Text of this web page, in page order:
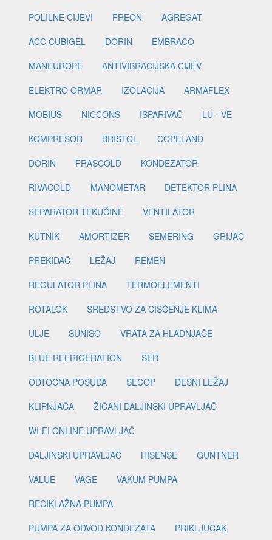
POLILNE CIJEVI
FREON
AGREGAT
ACC CUBIGEL
DORIN
EMBRACO
MANEUROPE
ANTIVIBRACIJSKA CIJEV
ELEKTRO ORMAR
IZOLACIJA
ARMAFLEX
MOBIUS
NICCONS ISPARIVAČ
LU - VE
KOMPRESOR
BRISTOL
COPELAND
DORIN
FRASCOLD
KONDEZATOR
RIVACOLD
MANOMETAR
DETEKTOR PLINA
SEPARATOR TEKUĆINE
VENTILATOR
KUTNIK
AMORTIZER SEMERING
GRIJAČ
PREKIDAČ
LEŽAJ
REMEN
REGULATOR PLINA
TERMOELEMENTI
ROTALOK
SREDSTVO ZA ČIŠĆENJE KLIMA
ULJE
SUNISO
VRATA ZA HLADNJAČE
BLUE REFRIGERATION
SER
ODTOČNA POSUDA
SECOP
DESNI LEŽAJ
KLIPNJAČA
ŽIČANI DALJINSKI UPRAVLJAČ
WI-FI ONLINE UPRAVLJAČ
DALJINSKI UPRAVLJAČ
HISENSE
GUNTNER
VALUE
VAGE
VAKUM PUMPA
RECIKLAŽNA PUMPA
PUMPA ZA ODVOD KONDEZATA
PRIKLJUČAK